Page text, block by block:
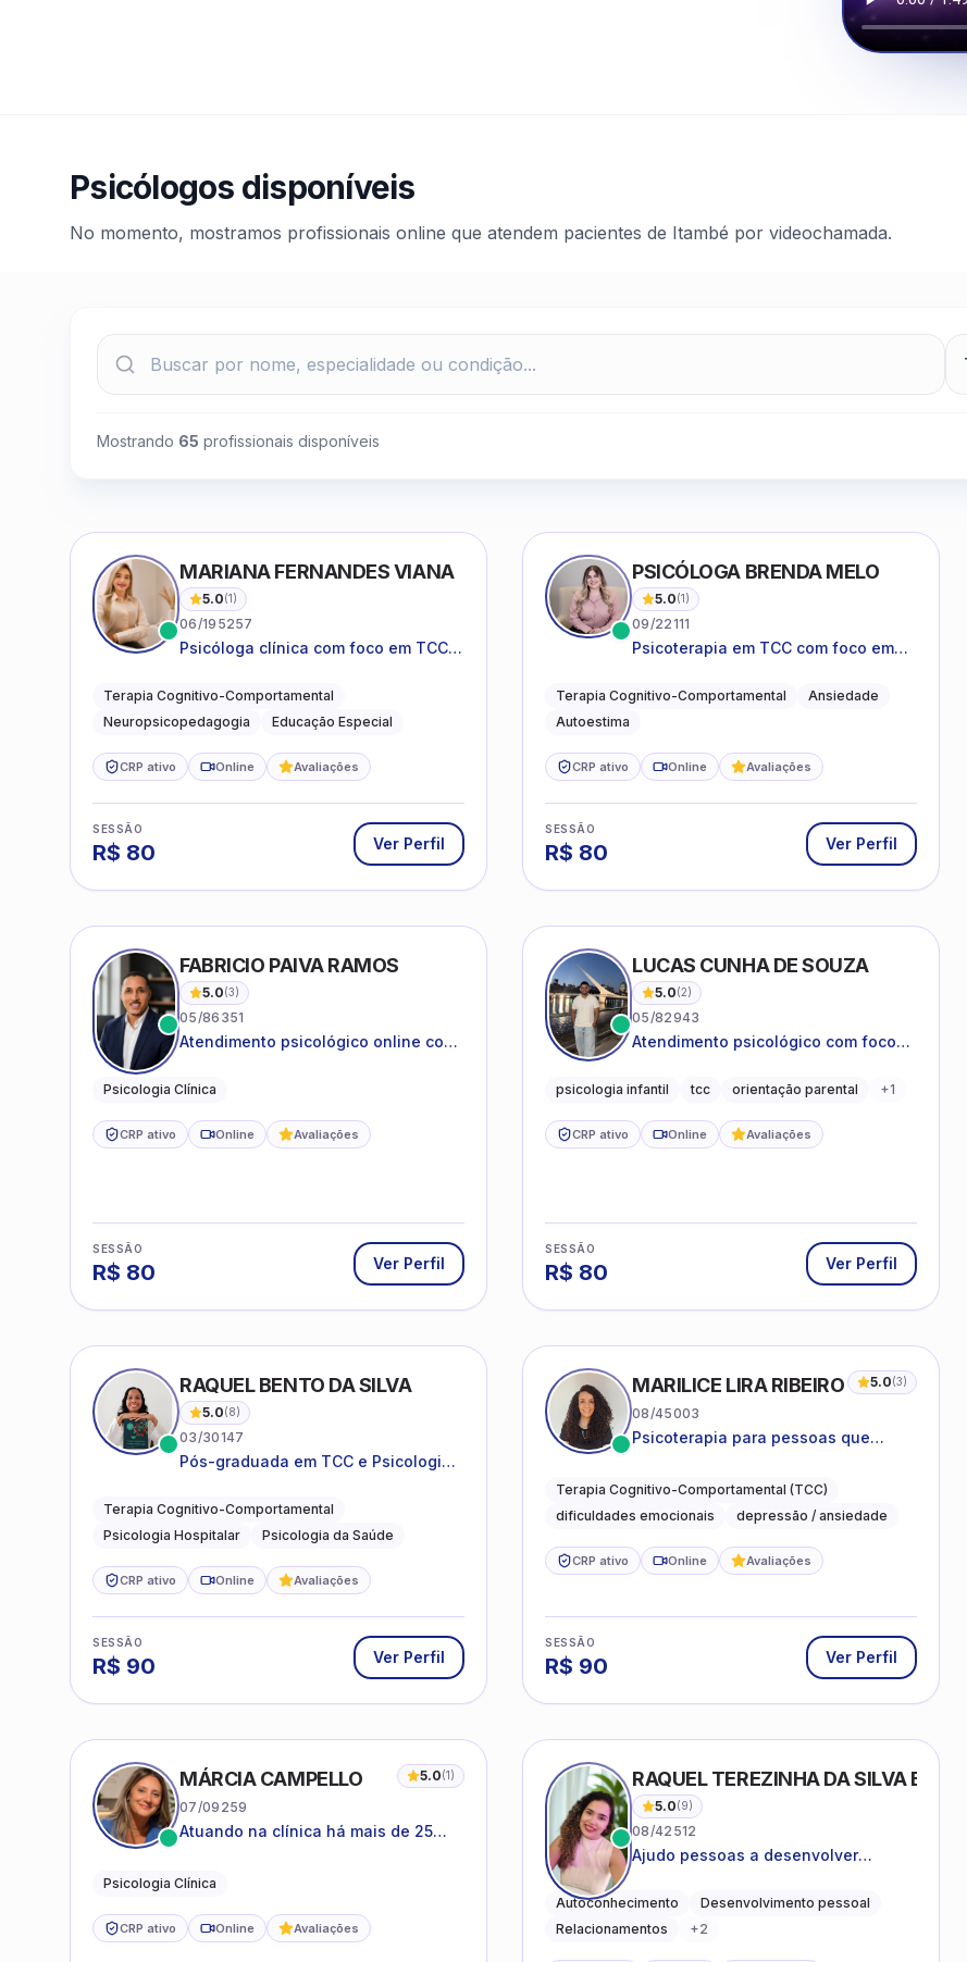
Psicólogos disponíveis
No momento, mostramos profissionais online que atendem pacientes de Itambé por videochamada.
Mostrando 65 profissionais disponíveis
MARIANA FERNANDES VIANA
5.0(1)
06/195257
Psicóloga clínica com foco em TCC,
acompanhamento do
neurodesenvolvimento.
Terapia Cognitivo-Comportamental
Neuropsicopedagogia
Educação Especial
CRP ativo Online Avaliações
SESSÃO
R$ 80 Ver Perfil
PSICÓLOGA BRENDA MELO
5.0(1)
09/22111
Psicoterapia em TCC com foco em
práticas para o cotidiano
Terapia Cognitivo-Comportamental
Ansiedade
Autoestima
CRP ativo Online Avaliações
SESSÃO
R$ 80 Ver Perfil
FABRICIO PAIVA RAMOS
5.0(3)
05/86351
Atendimento psicológico online com
Psicologia Clínica
CRP ativo Online Avaliações
SESSÃO
R$ 80 Ver Perfil
LUCAS CUNHA DE SOUZA
5.0(2)
05/82943
Atendimento psicológico com foco
Comportamental (TCC), promovendo
vida.
psicologia infantil tcc orientação parental +1
CRP ativo Online Avaliações
SESSÃO
R$ 80 Ver Perfil
RAQUEL BENTO DA SILVA
5.0(8)
03/30147
Pós-graduada em TCC e Psicologia
Terapia Cognitivo-Comportamental
Psicologia Hospitalar
Psicologia da Saúde
CRP ativo Online Avaliações
SESSÃO
R$ 90 Ver Perfil
MARILICE LIRA RIBEIRO 5.0(3)
08/45003
Psicoterapia para pessoas que
lidar com as dificuldades do dia a
dia
Terapia Cognitivo-Comportamental (TCC)
dificuldades emocionais
depressão / ansiedade
CRP ativo Online Avaliações
SESSÃO
R$ 90 Ver Perfil
MÁRCIA CAMPELLO 5.0(1)
07/09259
Atuando na clínica há mais de 25
suas estruturas, com experiência em
Psicologia Clínica
CRP ativo Online Avaliações
RAQUEL TEREZINHA DA SILVA BIONDI
5.0(9)
08/42512
Ajudo pessoas a desenvolver
saudáveis
Autoconhecimento
Desenvolvimento pessoal
Relacionamentos
+2